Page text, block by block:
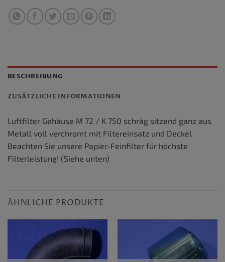
BESCHREIBUNG
ZUSÄTZLICHE INFORMATIONEN
Luftfilter Gehäuse M 72 / K 750 schräg sitzend ganz aus
Metall voll verchromt mit Filtereinsatz und Deckel
Beachten Sie unsere Papier-Feinfilter für höchste
Filterleistung! (Siehe unten)
ÄHNLICHE PRODUKTE